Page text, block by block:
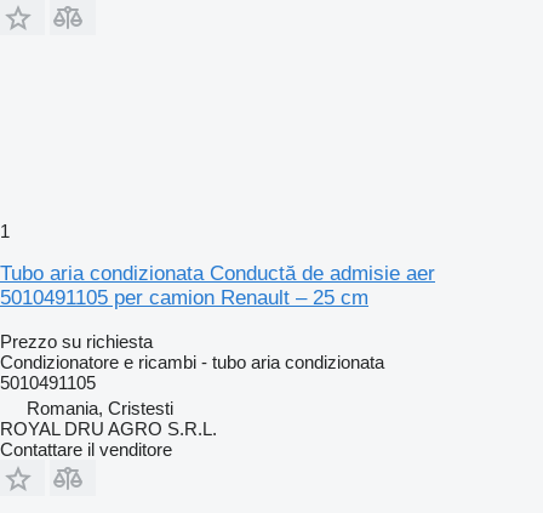
1
Tubo aria condizionata Conductă de admisie aer
5010491105 per camion Renault – 25 cm
Prezzo su richiesta
Condizionatore e ricambi - tubo aria condizionata
5010491105
Romania, Cristesti
ROYAL DRU AGRO S.R.L.
Contattare il venditore